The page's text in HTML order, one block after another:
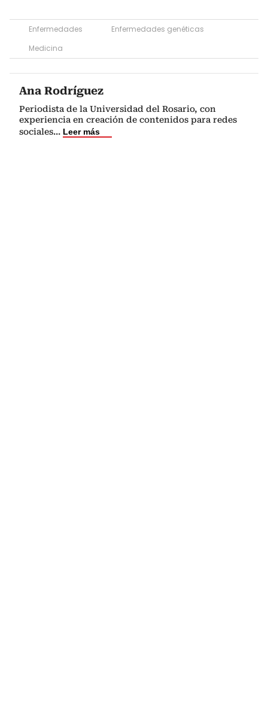
Enfermedades
Enfermedades genéticas
Medicina
Ana Rodríguez
Periodista de la Universidad del Rosario, con
experiencia en creación de contenidos para redes
sociales... Leer más